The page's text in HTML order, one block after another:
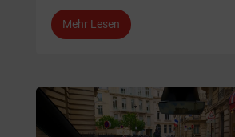
Mehr Lesen